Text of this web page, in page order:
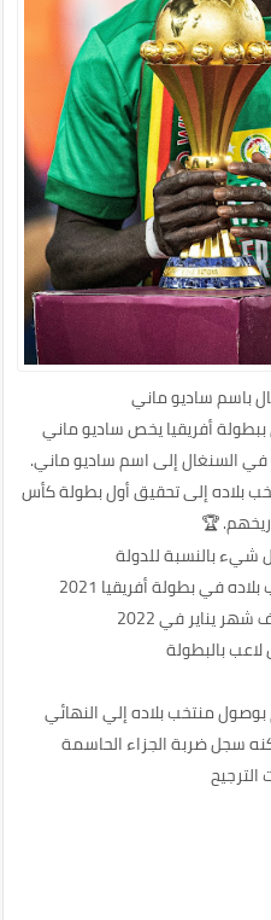
باسم ساديو ماني
أفريقيا يخص ساديو ماني
السنغال إلى اسم ساديو ماني.
بلاده إلى تحقيق أول بطولة كأس
🏆
شيء بالنسبة للدولة
في بطولة أفريقيا 2021
يناير في 2022
بالبطولة
منتخب بلاده إلي النهائي
سجل ضربة الجزاء الحاسمة